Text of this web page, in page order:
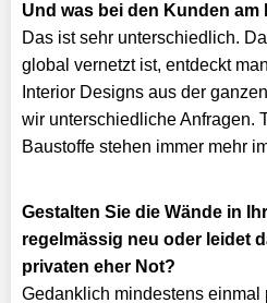
Und was bei den Kunden am
Das ist sehr unterschiedlich.
global vernetzt ist, entdeckt
Interior Designs aus der
wir unterschiedliche Anfragen.
Baustoffe stehen immer mehr
Gestalten Sie die Wände in
regelmässig neu oder leidet
privaten eher Not?
Gedanklich mindestens einmal